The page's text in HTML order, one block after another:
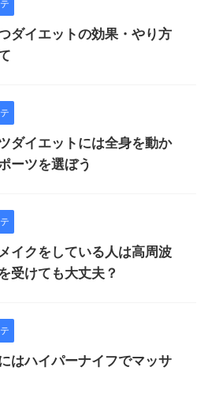
ダイエットの効果・やり方
ダイエットには全身を動か
ーツを選ぼう
イクをしている人は高周波
受けても大丈夫？
はハイパーナイフでマッサ